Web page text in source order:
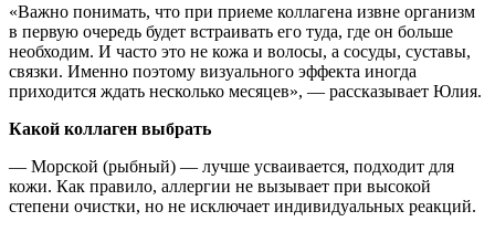
«Важно понимать, что при приеме коллагена извне организм
в первую очередь будет встраивать его туда, где он больше
необходим. И часто это не кожа и волосы, а сосуды, суставы,
связки. Именно поэтому визуального эффекта иногда
приходится ждать несколько месяцев», — рассказывает Юлия.
Какой коллаген выбрать
— Морской (рыбный) — лучше усваивается, подходит для
кожи. Как правило, аллергии не вызывает при высокой
степени очистки, но не исключает индивидуальных реакций.